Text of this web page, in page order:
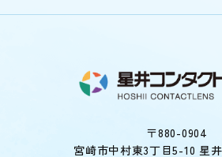
〒880-0904
宮崎市中村東3丁目5-10 星